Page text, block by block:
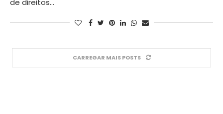
de direitos…
CARREGAR MAIS POSTS